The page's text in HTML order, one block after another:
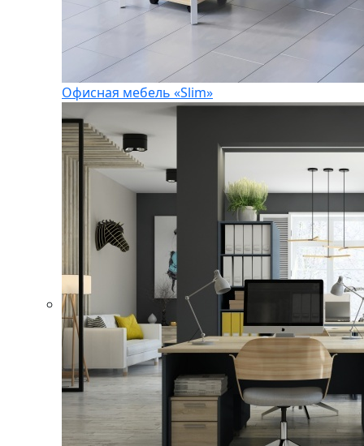
Офисная мебель «Slim»